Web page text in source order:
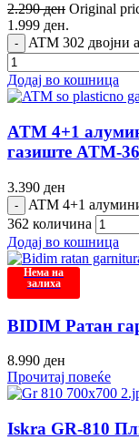
2.290ден Original
1.999 ден.
ATM 302 двојни
Додај во кошница
ATM 4+1
газиште ATM-
3.390 ден
ATM 4+1
362 количина
Додај во кошница
Нема на
залиха
BIDIM Ратан
8.990 ден
Прочитај повеќе
Iskra GR-810